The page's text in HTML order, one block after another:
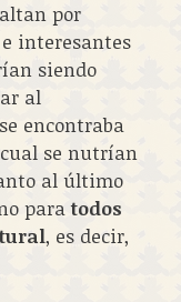
por
interesantes
siendo
al
encontraba
se nutrían
al último
paratodos
, es decir,